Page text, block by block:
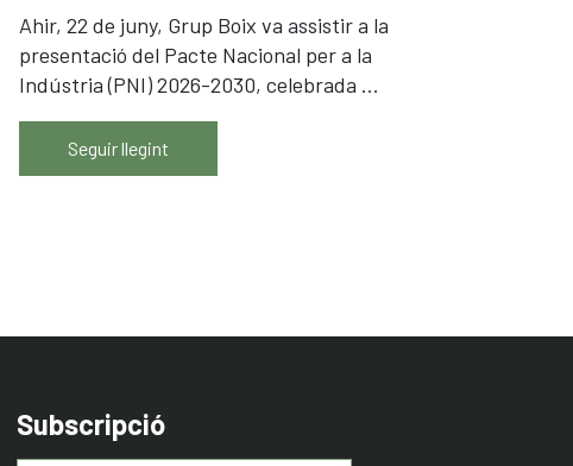
Ahir, 22 de juny, Grup Boix va assistir a la
presentació del Pacte Nacional per a la
Indústria (PNI) 2026-2030, celebrada ...
Seguir llegint
Subscripció